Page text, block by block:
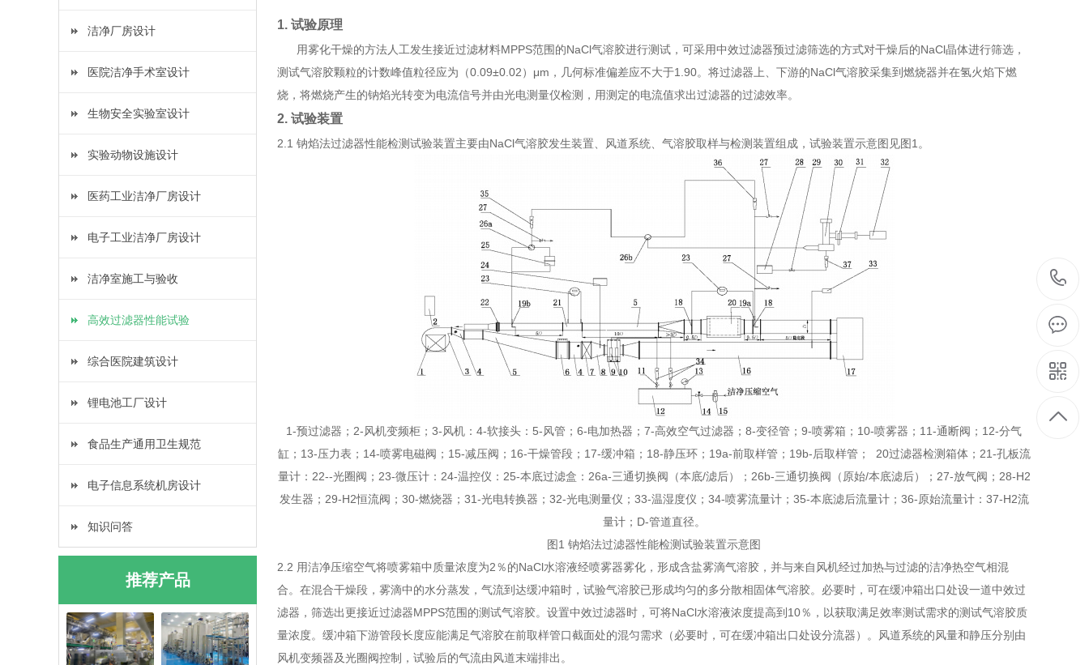
洁净厂房设计
医院洁净手术室设计
生物安全实验室设计
实验动物设施设计
医药工业洁净厂房设计
电子工业洁净厂房设计
洁净室施工与验收
高效过滤器性能试验
综合医院建筑设计
锂电池工厂设计
食品生产通用卫生规范
电子信息系统机房设计
知识问答
推荐产品
1. 试验原理
用雾化干燥的方法人工发生接近过滤材料MPPS范围的NaCl气溶胶进行测试，可采用中效过滤器预过滤筛选的方式对干燥后的NaCl晶体进行筛选，
测试气溶胶颗粒的计数峰值粒径应为（0.09±0.02）μm，几何标准偏差应不大于1.90。将过滤器上、下游的NaCl气溶胶采集到燃烧器并在氢火焰下燃
烧，将燃烧产生的钠焰光转变为电流信号并由光电测量仪检测，用测定的电流值求出过滤器的过滤效率。
2. 试验装置
2.1 钠焰法过滤器性能检测试验装置主要由NaCl气溶胶发生装置、风道系统、气溶胶取样与检测装置组成，试验装置示意图见图1。
1-预过滤器；2-风机变频柜；3-风机：4-软接头：5-风管；6-电加热器；7-高效空气过滤器；8-变径管；9-喷雾箱；10-喷雾器；11-通断阀；12-分气
缸；13-压力表；14-喷雾电磁阀；15-减压阀；16-干燥管段；17-缓冲箱；18-静压环；19a-前取样管；19b-后取样管； 20过滤器检测箱体；21-孔板流
量计：22--光圈阀；23-微压计：24-温控仪：25-本底过滤盒：26a-三通切换阀（本底/滤后）；26b-三通切换阀（原始/本底滤后）；27-放气阀；28-H2
发生器；29-H2恒流阀；30-燃烧器；31-光电转换器；32-光电测量仪；33-温湿度仪；34-喷雾流量计；35-本底滤后流量计；36-原始流量计：37-H2流
量计；D-管道直径。
图1 钠焰法过滤器性能检测试验装置示意图
2.2 用洁净压缩空气将喷雾箱中质量浓度为2％的NaCl水溶液经喷雾器雾化，形成含盐雾滴气溶胶，并与来自风机经过加热与过滤的洁净热空气相混
合。在混合干燥段，雾滴中的水分蒸发，气流到达缓冲箱时，试验气溶胶已形成均匀的多分散相固体气溶胶。必要时，可在缓冲箱出口处设一道中效过
滤器，筛选出更接近过滤器MPPS范围的测试气溶胶。设置中效过滤器时，可将NaCl水溶液浓度提高到10％，以获取满足效率测试需求的测试气溶胶质
量浓度。缓冲箱下游管段长度应能满足气溶胶在前取样管口截面处的混匀需求（必要时，可在缓冲箱出口处设分流器）。风道系统的风量和静压分别由
风机变频器及光圈阀控制，试验后的气流由风道末端排出。